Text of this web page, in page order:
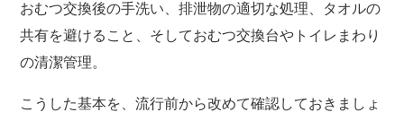
おむつ交換後の手洗い、排泄物の適切な処理、タオルの
共有を避けること、そしておむつ交換台やトイレまわり
の清潔管理。
こうした基本を、流行前から改めて確認しておきましょ